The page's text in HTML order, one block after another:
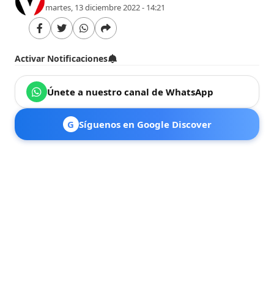
martes, 13 diciembre 2022 - 14:21
Activar Notificaciones
Únete a nuestro canal de WhatsApp
G Síguenos en Google Discover